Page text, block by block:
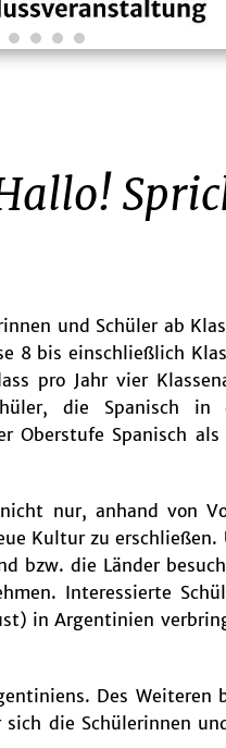
und Schüler ab
8 bis einschließlich
pro Jahr vier
die Spanisch
Oberstufe Spanisch
nur, anhand von
Kultur zu
bzw. die Länder
Interessierte
in Argentinien
Des Weiteren
die Schülerinnen